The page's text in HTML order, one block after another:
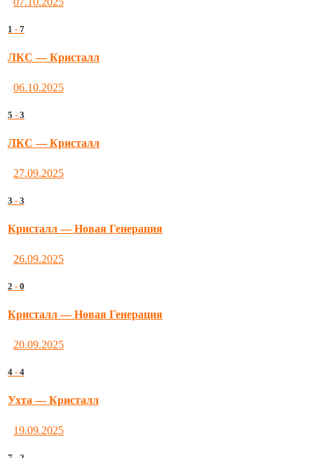
1 - 7
ЛКС — Кристалл
06.10.2025
5 - 3
ЛКС — Кристалл
27.09.2025
3 - 3
Кристалл — Новая Генерация
26.09.2025
2 - 0
Кристалл — Новая Генерация
20.09.2025
4 - 4
Ухта — Кристалл
19.09.2025